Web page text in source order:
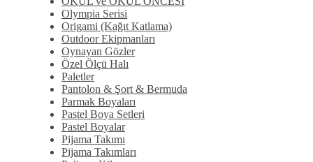
Olympia Serisi
Origami (Kağıt Katlama)
Outdoor Ekipmanları
Oynayan Gözler
Özel Ölçü Halı
Paletler
Pantolon & Şort & Bermuda
Parmak Boyaları
Pastel Boya Setleri
Pastel Boyalar
Pijama Takımı
Pijama Takımları